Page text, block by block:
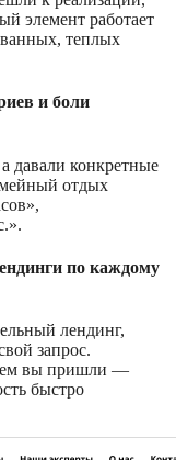
элемент работает
теплых
и боли
давали конкретные
отдых
по каждому
лендинг,
запрос.
вы пришли —
быстро